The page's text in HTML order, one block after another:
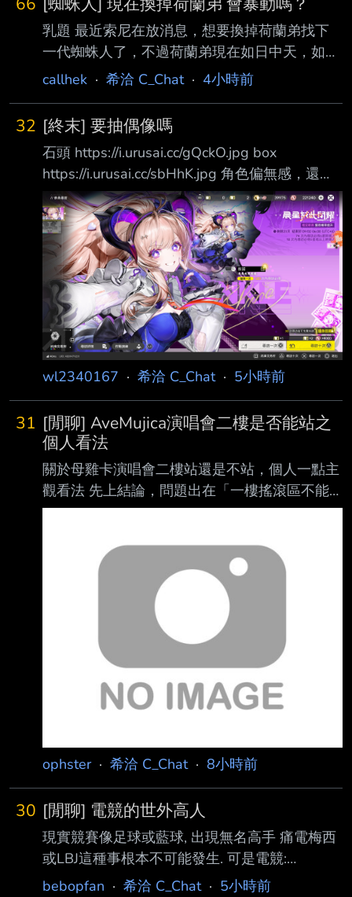
乳題 最近索尼在放消息，想要換掉荷蘭弟找下
一代蜘蛛人了，不過荷蘭弟現在如日中天，如果
突然換掉會暴動嗎？ 陶比是拍完三部曲加上再
的因素，要跟漫 威合作加上票房變差才卸任，
那荷蘭弟現在則是因為他演太久想要換掉。 如
果說下一代蜘蛛人是，邁爾斯出任讓荷蘭弟帶他
就算了，結果是直接換一個新的人演彼 得帕
克，那會讓影迷不爽吧？ 西洽？ -- 蛋雕之後又
像小勞勃跟克里斯一樣一直拉回來救援
callhek · 希洽 C_Chat· 4小時前
32 [終末] 要抽偶像嗎
石頭 https://i.urusai.cc/gQckO.jpg box
https://i.urusai.cc/sbHhK.jpg 角色偏無感，還沒
看劇情， 只考慮強度 我是滿喜歡不用特別切的
輔助 但我覺得它本身戰技連攜都沒有給異常會
用得很不順 大+怎麼看 -- 「この世は一つの世
界だよ、 誰もが自分の役をこなさなきゃなら
ない舞台なのさ。 僕のは悲しい役だよ。」
──『ヴェニスの商人』第1幕第1場より --
wl2340167 · 希洽 C_Chat· 5小時前
31 [閒聊] AveMujica演唱會二樓是否能站之
個人看法
關於母雞卡演唱會二樓站還是不站，個人一點主
觀看法 先上結論，問題出在「一樓搖滾區不能
坐」，而不是二樓能不能站 我在日本參加過的
參加的還不夠多，不確定 是否每場都這樣） 除
了讓一樓的人不用站整場，同時放椅子獲得較大
的前後空間，也可以取得比較良好的視野 然後
整場演唱會基本上就是想坐就坐想站就站，甚至
樂手還會call觀眾站起來嗨，中間mc環 節再坐下
來休息。 但是台灣場情況就不一樣了，一樓搖
滾區全站，擠得像沙丁魚，除了累以外視野還
差，身高 矮一點的更是只能看前面的頭看整
ophster· 希洽 C_Chat· 8小時前
30 [閒聊] 電競的世外高人
現實競賽像足球或藍球, 出現無名高手 痛電梅西
或LBJ這種事根本不可能發生. 可是電競:
https://x.com/Furious_blog/status/2086167712
bebopfan · 希洽 C_Chat· 5小時前